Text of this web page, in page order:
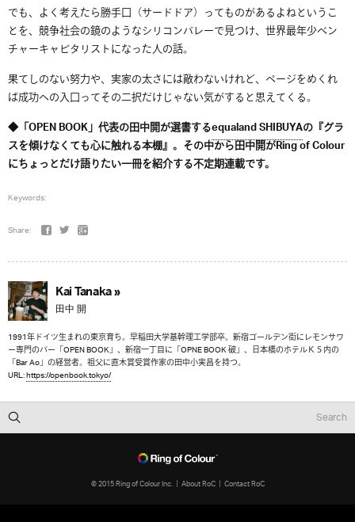
でも、よく考えたら勝手口（サードドア） ってものがあるよねというこ
とを、 競争社会の鏡のようなシリコンバレーで見つけ、 世界最年少ベン
チャーキャピタリストになった人の話。
果てしのない努力や、実家の太さには敵わないけれど、 ページをめくれ
ば成功への入口ってその二択だけじゃない気がすると思えてくる。
◆「OPEN BOOK」代表の田中開が選書するequaland SHIBUYAの『グラ
スを傾けなくても心に触れる本棚』。その中から田中開がRing of Colour
にちょっとだけ語りたい一冊を紹介する不定期連載です。
Keywords:
Share:
Kai Tanaka »
田中 開
1991年ドイツ生まれの東京育ち。早稲田大学基幹理工学部卒。新宿ゴールデン街にレモンサワ
ー専門のバー「OPEN BOOK」、新宿一丁目に「OPNE BOOK 破」、日本橋のホテルＫ５内の
「Bar Ao」の経営者。祖父に直木賞受賞作家の田中小実昌を持つ。
URL:https://openbook.tokyo/
© 2015 Ring of Colour Inc. About RoC Contact RoC